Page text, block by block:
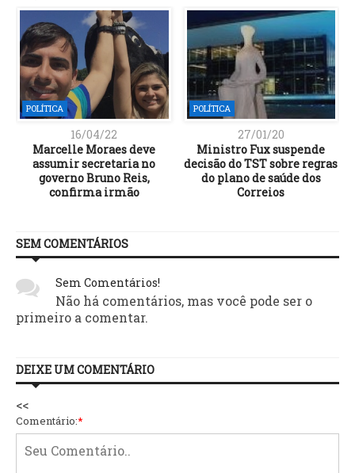
POLÍTICA
16/04/22
Marcelle Moraes deve
assumir secretaria no
governo Bruno Reis,
confirma irmão
POLÍTICA
27/01/20
Ministro Fux suspende
decisão do TST sobre regras
do plano de saúde dos
Correios
SEM COMENTÁRIOS
Sem Comentários!
Não há comentários, mas você pode ser o
primeiro a comentar.
DEIXE UM COMENTÁRIO
<<
Comentário:*